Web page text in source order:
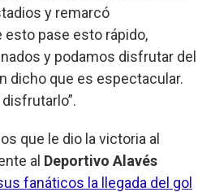
y remarcó
esto pase esto rápido,
y podamos disfrutar del
dicho que es espectacular.
que le dio la victoria al
al Deportivo Alavés
fanáticos la llegada del gol